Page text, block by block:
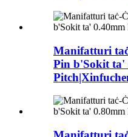
Manifatturi
Pin b'Sokit ta'